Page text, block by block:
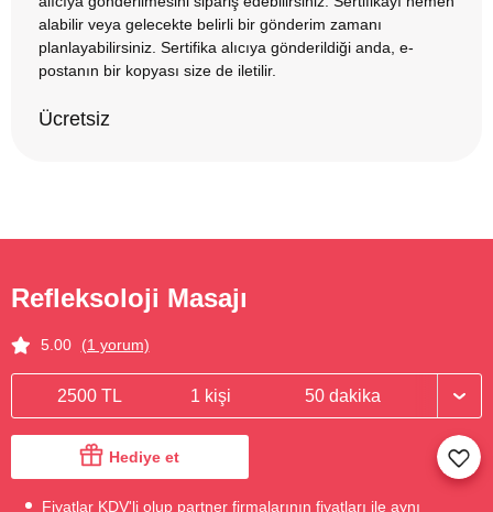
alabilir veya gelecekte belirli bir gönderim zamanı
planlayabilirsiniz. Sertifika alıcıya gönderildiği anda, e-
postanın bir kopyası size de iletilir.
Ücretsiz
Refleksoloji Masajı
5.00 (1 yorum)
2500 TL 1 kişi 50 dakika
Hediye et
Fiyatlar KDV'li olup partner firmalarının fiyatları ile aynı